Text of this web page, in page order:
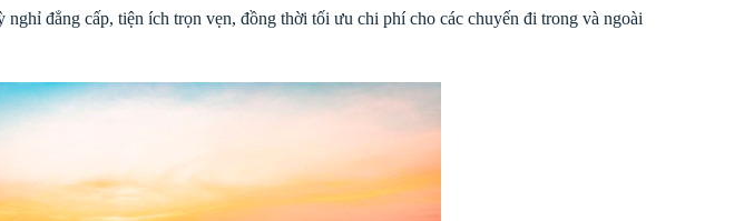
đẳng cấp, tiện ích trọn vẹn, đồng thời tối ưu chi phí cho các chuyến đi trong và ngoài